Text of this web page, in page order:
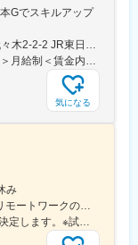
Gでスキルアップ
＜勤務地詳細1＞本社住所：東京都渋谷区代々木2-2-2 JR東日本本社ビル9階受動喫煙対策：屋内全面禁煙＜勤務地詳細2＞東京都内オフィス住所：東京都23区内 受動喫煙対策：屋内全面禁煙変更の範囲：会社の定める事業所（リモートワーク含む）
＜予定年収＞410万円～470万円＜賃金形態＞月給制＜賃金内訳＞月額（基本給）：240,000円～250,000円＜月給＞240,000円～250,000円＜昇給有無＞有＜残業手当＞有＜給与補足＞※想定年収には残業月20Hも含めています■昇給：年1回■賞与：年2回(合計3.0ヶ月程度)※総合職：計6.0ヶ月程度■モデル年収総合職（課長）900万円総合職（マネージャー）630万円総合職（主任）520万円エリア（課員）410万円賃金はあくまでも目安の金額であり、選考を通じて上下する可能性があります。月給(月額)は固定手当を含めた表記です。
気になる
み
【フルリモート・在宅ワーク勤務OK！】※リモートワークの場合も、年に数回出社を依頼する可能性があります。＜東京営業所＞東京都新宿区西新宿7-7-26 3階［最寄り駅］各線「新宿駅」徒歩8分JR「大久保駅」徒歩4分＜支店＞茨城県日立市大みか町［最寄り駅］JR「大甕駅」徒歩8分
月給240,000円～※スキルや経験を考慮して決定します。※試用期間中(3か月)の給与条件は変わりません。